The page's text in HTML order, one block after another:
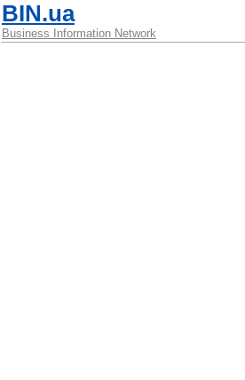
BIN.ua
Business Information Network